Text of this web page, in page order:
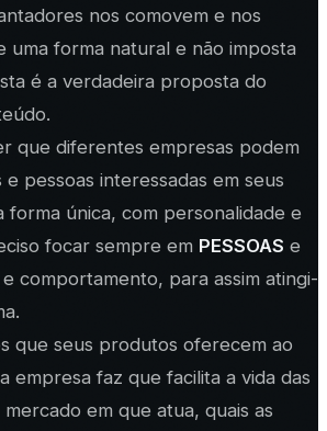
nos comovem e nos
uma forma natural e não imposta
é a verdadeira proposta do
que diferentes empresas podem
pessoas interessadas em seus
forma única, com personalidade e
focar sempre em PESSOAS e
comportamento, para assim atingi-
que seus produtos oferecem ao
empresa faz que facilita a vida das
em que atua, quais as